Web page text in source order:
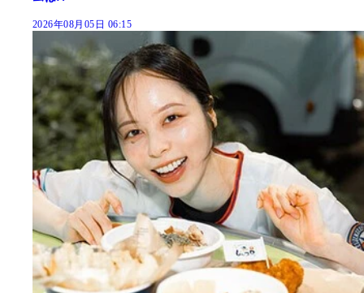
2026年08月05日 06:15